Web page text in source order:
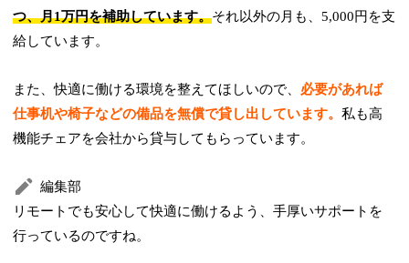
つ、月1万円を補助しています。それ以外の月も、5,000円を支
給しています。
また、快適に働ける環境を整えてほしいので、 必要があれば
仕事机や椅子などの備品を無償で貸し出しています。私も高
機能チェアを会社から貸与してもらっています。
編集部
リモートでも安心して快適に働けるよう、手厚いサポートを
行っているのですね。